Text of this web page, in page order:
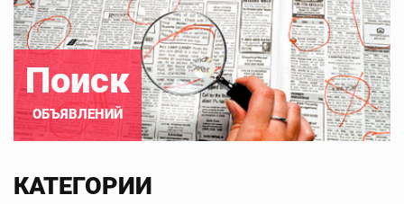
Поиск
ОБЪЯВЛЕНИЙ
КАТЕГОРИИ